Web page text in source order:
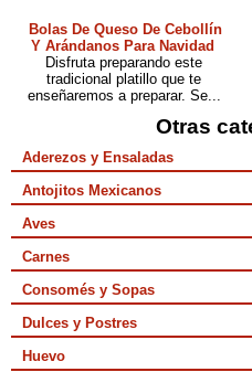
Bolas De Queso De Cebollín
Y Arándanos Para Navidad
Disfruta preparando este
tradicional platillo que te
enseñaremos a preparar. Se...
Otras
Aderezos y Ensaladas
Antojitos Mexicanos
Aves
Carnes
Consomés y Sopas
Dulces y Postres
Huevo